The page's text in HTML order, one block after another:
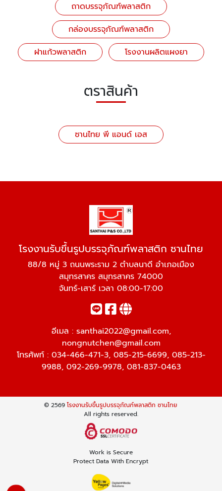
ถาดบรรจุภัณฑ์พลาสติก
กล่องบรรจุภัณฑ์พลาสติก
ฝาแก้วพลาสติก
โรงงานผลิตแผงยา
ตราสินค้า
ซานไทย พี แอนด์ เอส
โรงงานรับขึ้นรูปบรรจุภัณฑ์พลาสติก ซานไทย
88/8 หมู่ 3 ถนนพระราม 2 ตำบลนาดี อำเภอเมือง
สมุทรสาคร สมุทรสาคร 74000
จันทร์-เสาร์ เวลา 08:00-17:00
อีเมล : santhai2022@gmail.com,
nongnutchen@gmail.com
โทรศัพท์ : 034-466-471-3, 085-215-6699, 085-213-
9988, 092-269-9978, 081-837-0463
© 2569โรงงานรับขึ้นรูปบรรจุภัณฑ์พลาสติก ซานไทย
All rights reserved.
Work is Secure
Protect Data With Encrypt